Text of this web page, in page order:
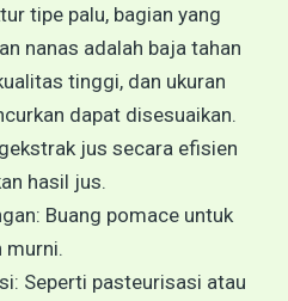
tipe palu, bagian yang
nanas adalah baja tahan
tinggi, dan ukuran
dapat disesuaikan.
jus secara efisien
hasil jus.
Buang pomace untuk
murni.
Seperti pasteurisasi atau